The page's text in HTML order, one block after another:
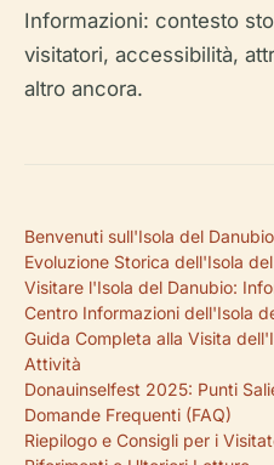
Informazioni: contesto
visitatori, accessibilità,
altro ancora.
Benvenuti sull'Isola del
Evoluzione Storica dell'Isola
Visitare l'Isola del Danubio:
Centro Informazioni dell'Isola
Guida Completa alla Visita
Attività
Donauinselfest 2025: Punti
Domande Frequenti (FAQ)
Riepilogo e Consigli per i